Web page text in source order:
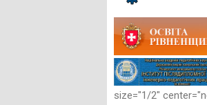
size="1/2"